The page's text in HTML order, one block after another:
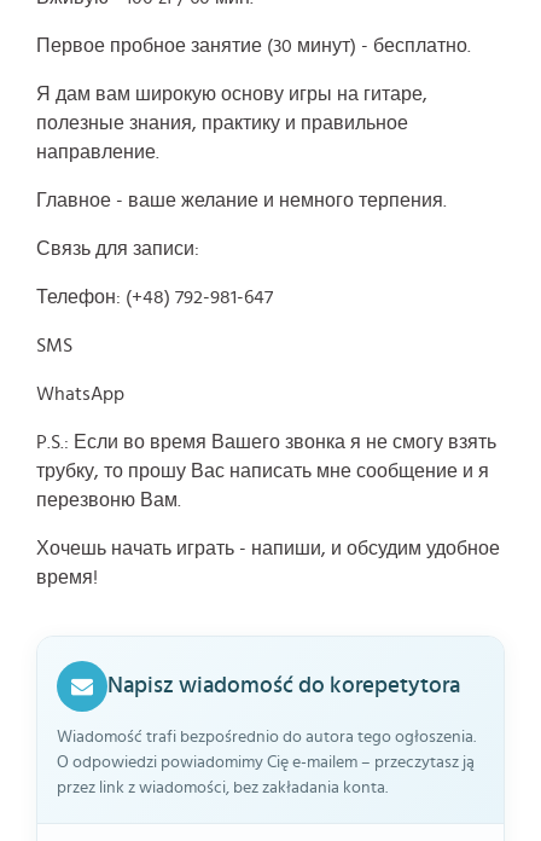
Первое пробное занятие (30 минут) - бесплатно.
Я дам вам широкую основу игры на гитаре,
полезные знания, практику и правильное
направление.
Главное - ваше желание и немного терпения.
Связь для записи:
Телефон: (+48) 792-981-647
SMS
WhatsApp
P.S.: Если во время Вашего звонка я не смогу взять
трубку, то прошу Вас написать мне сообщение и я
перезвоню Вам.
Хочешь начать играть - напиши, и обсудим удобное
время!
Napisz wiadomość do korepetytora
Wiadomość trafi bezpośrednio do autora tego ogłoszenia.
O odpowiedzi powiadomimy Cię e-mailem – przeczytasz ją
przez link z wiadomości, bez zakładania konta.